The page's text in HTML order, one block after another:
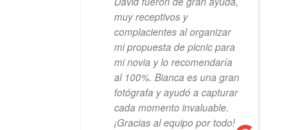
muy receptivos y
complacientes al organizar
mi propuesta de picnic para
mi novia y lo recomendaría
al 100%. Bianca es una gran
fotógrafa y ayudó a capturar
cada momento invaluable.
¡Gracias al equipo por todo!